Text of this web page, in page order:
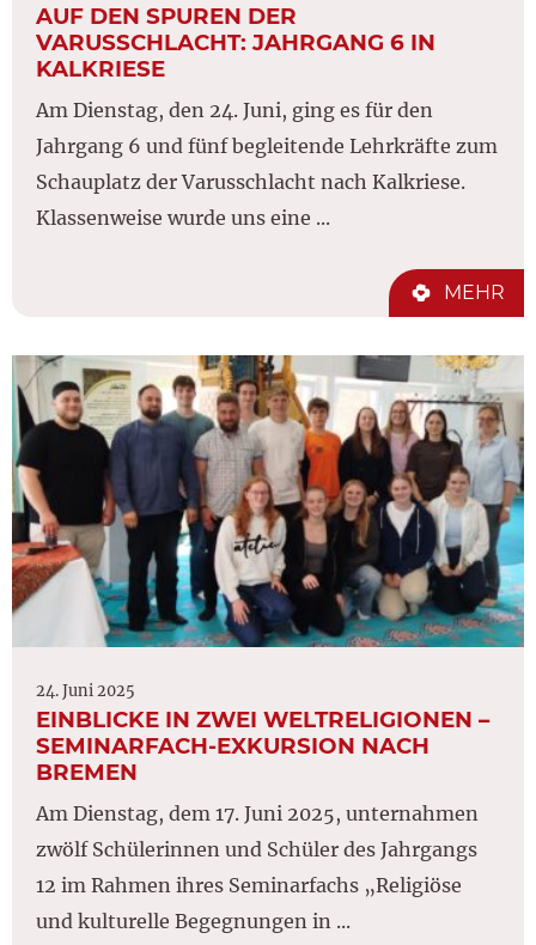
AUF DEN SPUREN DER
VARUSSCHLACHT: JAHRGANG 6 IN
KALKRIESE
Am Dienstag, den 24. Juni, ging es für den
Jahrgang 6 und fünf begleitende Lehrkräfte zum
Schauplatz der Varusschlacht nach Kalkriese.
Klassenweise wurde uns eine ...
MEHR
24. Juni 2025
EINBLICKE IN ZWEI WELTRELIGIONEN –
SEMINARFACH-EXKURSION NACH
BREMEN
Am Dienstag, dem 17. Juni 2025, unternahmen
zwölf Schülerinnen und Schüler des Jahrgangs
12 im Rahmen ihres Seminarfachs „Religiöse
und kulturelle Begegnungen in ...